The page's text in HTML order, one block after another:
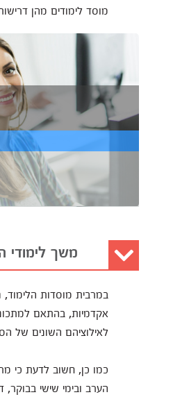
מוסד לימודים מהן
משך לימודי
במרבית מוסדות
אקדמיות, בהתאם
לאילוציהם השונים של
כמו כן, חשוב לדעת כי
הערב ובימי שישי